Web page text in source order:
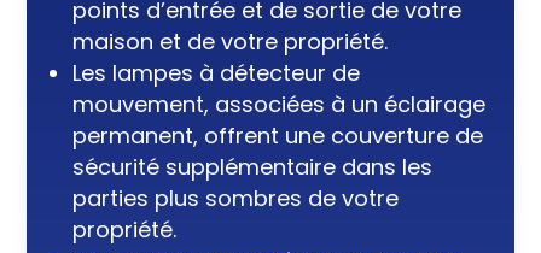
points d’entrée et de sortie de votre
maison et de votre propriété.
Les lampes à détecteur de
mouvement, associées à un éclairage
permanent, offrent une couverture de
sécurité supplémentaire dans les
parties plus sombres de votre
propriété.